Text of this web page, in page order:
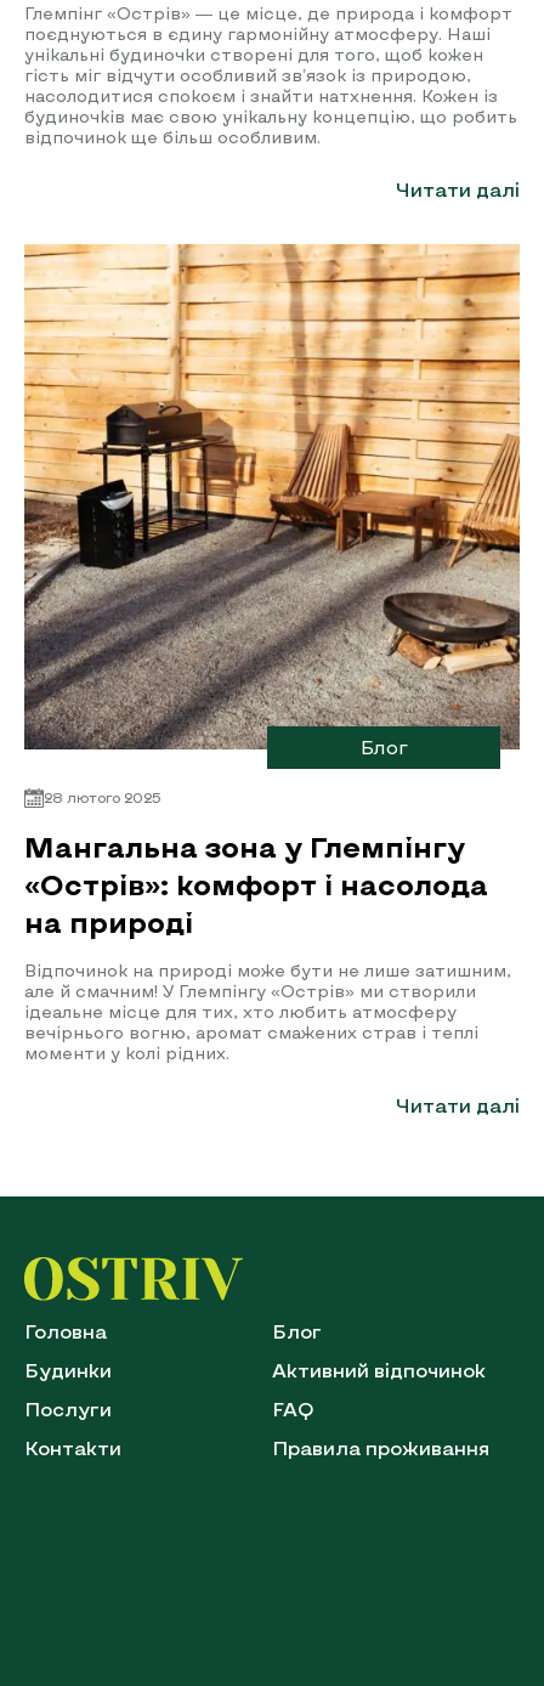
Глемпінг «Острів» — це місце, де природа і комфорт
поєднуються в єдину гармонійну атмосферу. Наші
унікальні будиночки створені для того, щоб кожен
гість міг відчути особливий зв’язок із природою,
насолодитися спокоєм і знайти натхнення. Кожен із
будиночків має свою унікальну концепцію, що робить
відпочинок ще більш особливим.
Читати далі
Блог
28 лютого 2025
Мангальна зона у Глемпінгу
«Острів»: комфорт і насолода
на природі
Відпочинок на природі може бути не лише затишним,
але й смачним! У Глемпінгу «Острів» ми створили
ідеальне місце для тих, хто любить атмосферу
вечірнього вогню, аромат смажених страв і теплі
моменти у колі рідних.
Читати далі
Головна
Блог
Будинки
Активний відпочинок
Послуги
FAQ
Контакти
Правила проживання